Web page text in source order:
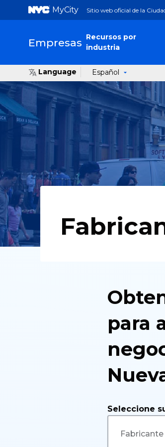
MyCity Sitio web oficial de la
Empresas Recursos por
industria
Language Español
para
Seleccione